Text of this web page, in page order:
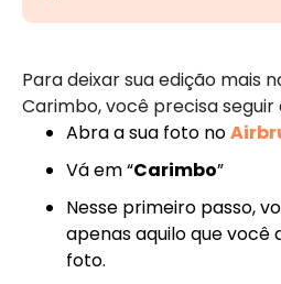
Para deixar sua edição mais
Carimbo, você precisa seguir
Abra a sua foto no
Vá em “Carimbo”
Nesse primeiro passo,
apenas aquilo que você
foto.